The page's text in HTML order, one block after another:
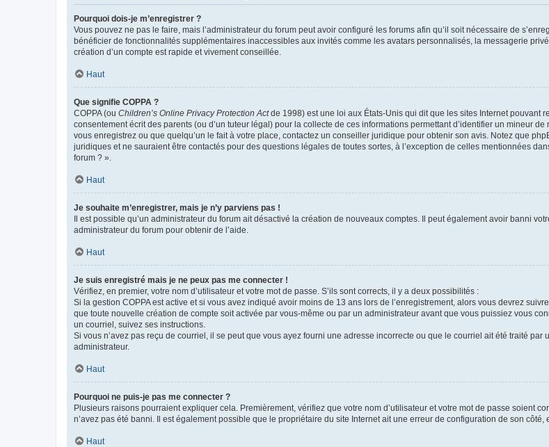
Pourquoi dois-je m’enregistrer ?
Vous pouvez ne pas le faire, mais l’administrateur du forum peut avoir configuré les forums afin qu’il soit nécessaire de
bénéficier de fonctionnalités supplémentaires inaccessibles aux invités comme les avatars personnalisés, la messagerie
création d’un compte est rapide et vivement conseillée.
Haut
Que signifie COPPA ?
COPPA (ou Children’s Online Privacy Protection Actde 1998) est une loi aux États-Unis qui dit que les sites Internet pouvant
consentement écrit des parents (ou d’un tuteur légal) pour la collecte de ces informations permettant d’identifier un mineur
vous enregistrez ou que quelqu’un le fait à votre place, contactez un conseiller juridique pour obtenir son avis. Notez que
juridiques et ne sauraient être contactés pour des questions légales de toutes sortes, à l’exception de celles mentionnées
forum ? ».
Haut
Je souhaite m’enregistrer, mais je n’y parviens pas !
Il est possible qu’un administrateur du forum ait désactivé la création de nouveaux comptes. Il peut également avoir banni
administrateur du forum pour obtenir de l’aide.
Haut
Je suis enregistré mais je ne peux pas me connecter !
Vérifiez, en premier, votre nom d’utilisateur et votre mot de passe. S’ils sont corrects, il y a deux possibilités :
Si la gestion COPPA est active et si vous avez indiqué avoir moins de 13 ans lors de l’enregistrement, alors vous devrez
que toute nouvelle création de compte soit activée par vous-même ou par un administrateur avant que vous puissiez vous
un courriel, suivez ses instructions.
Si vous n’avez pas reçu de courriel, il se peut que vous ayez fourni une adresse incorrecte ou que le courriel ait été traité
administrateur.
Haut
Pourquoi ne puis-je pas me connecter ?
Plusieurs raisons pourraient expliquer cela. Premièrement, vérifiez que votre nom d’utilisateur et votre mot de passe soient
n’avez pas été banni. Il est également possible que le propriétaire du site Internet ait une erreur de configuration de son côté,
Haut